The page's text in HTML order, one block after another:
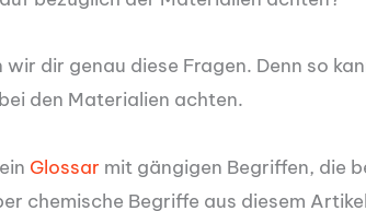
dir genau diese Fragen. Denn so
den Materialien achten.
Glossar mit gängigen Begriffen, die
chemische Begriffe aus diesem